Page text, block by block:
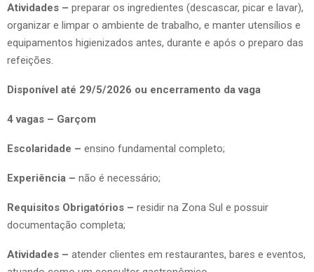
Atividades – preparar os ingredientes (descascar, picar e lavar),
organizar e limpar o ambiente de trabalho, e manter utensílios e
equipamentos higienizados antes, durante e após o preparo das
refeições.
Disponível até 29/5/2026 ou encerramento da vaga
4 vagas – Garçom
Escolaridade – ensino fundamental completo;
Experiência – não é necessário;
Requisitos Obrigatórios – residir na Zona Sul e possuir
documentação completa;
Atividades – atender clientes em restaurantes, bares e eventos,